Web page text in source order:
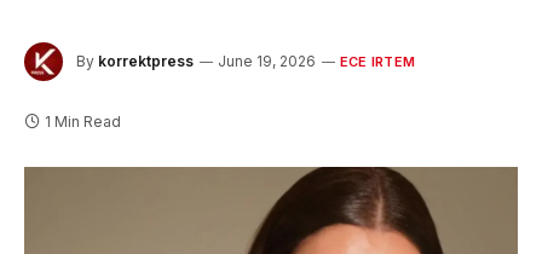
By korrektpress June 19, 2026 ECE IRTEM
1 Min Read